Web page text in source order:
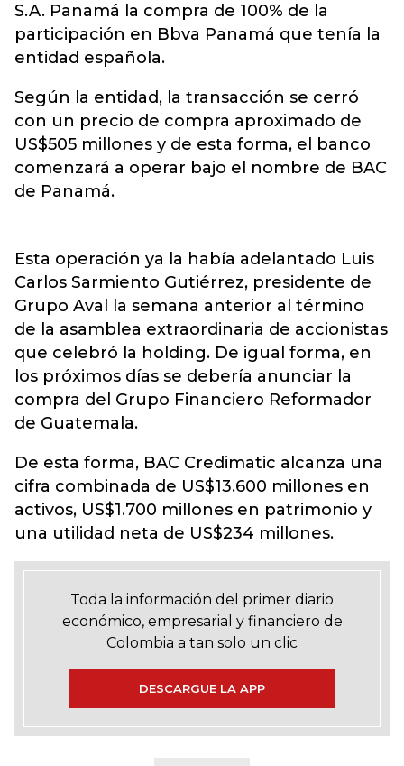
S.A. Panamá la compra de 100% de la
participación en Bbva Panamá que tenía la
entidad española.
Según la entidad, la transacción se cerró
con un precio de compra aproximado de
US$505 millones y de esta forma, el banco
comenzará a operar bajo el nombre de BAC
de Panamá.
Esta operación ya la había adelantado Luis
Carlos Sarmiento Gutiérrez, presidente de
Grupo Aval la semana anterior al término
de la asamblea extraordinaria de accionistas
que celebró la holding. De igual forma, en
los próximos días se debería anunciar la
compra del Grupo Financiero Reformador
de Guatemala.
De esta forma, BAC Credimatic alcanza una
cifra combinada de US$13.600 millones en
activos, US$1.700 millones en patrimonio y
una utilidad neta de US$234 millones.
Toda la información del primer diario
económico, empresarial y financiero de
Colombia a tan solo un clic
DESCARGUE LA APP